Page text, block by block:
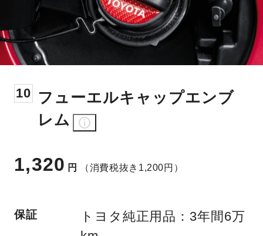
10 フューエルキャップエンブ
レム
1,320 円 （消費税抜き1,200円）
保証
トヨタ純正用品：3年間6万